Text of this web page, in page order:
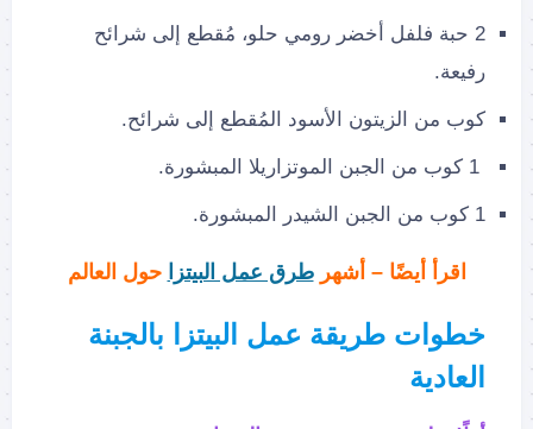
2 حبة فلفل أخضر رومي حلو، مُقطع إلى شرائح
رفيعة.
كوب من الزيتون الأسود المُقطع إلى شرائح.
1 كوب من الجبن الشيدر المبشورة.
اقرأ أيضًا – أشهرطرق عمل البيتزا حول العالم
خطوات طريقة عمل البيتزا بالجبنة
العادية